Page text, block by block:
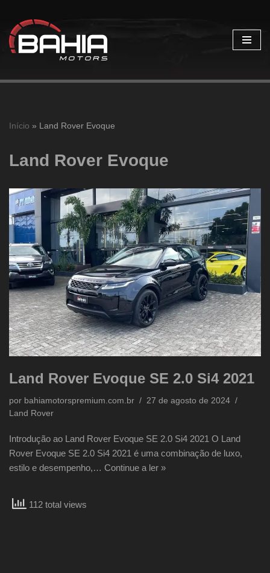
Pular
para
Início » Land Rover Evoque
Land Rover Evoque
Land Rover Evoque SE 2.0 Si4 2021
por bahiamotorspremium.com.br
27 de agosto de 2024
Land Rover
Introdução ao Land Rover Evoque SE 2.0 Si4 2021 O Land
Rover Evoque SE 2.0 Si4 2021 é uma combinação de luxo,
estilo e desempenho,… Continue a ler »
112 total views